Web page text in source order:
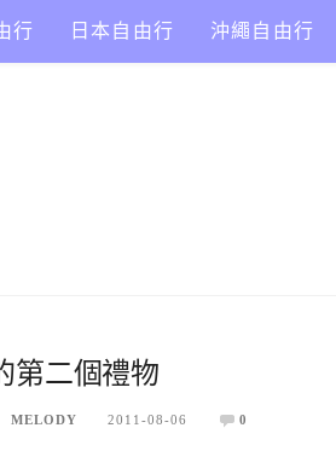
行 日本自由行 沖繩自由行
第二個禮物
MELODY 2011-08-06 0